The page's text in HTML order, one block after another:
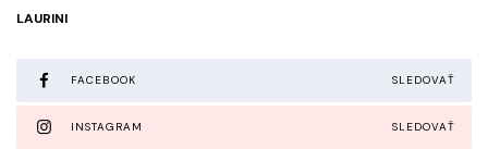
LAURINI
FACEBOOK SLEDOVAŤ
INSTAGRAM SLEDOVAŤ